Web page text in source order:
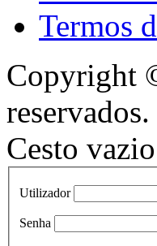
Termos
Copyright
Cesto vazio
Utilizador
Senha